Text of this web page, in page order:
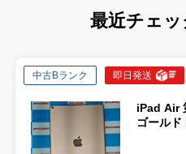
最近チェ
中古Bランク 即日発送
iPad Air
ゴール